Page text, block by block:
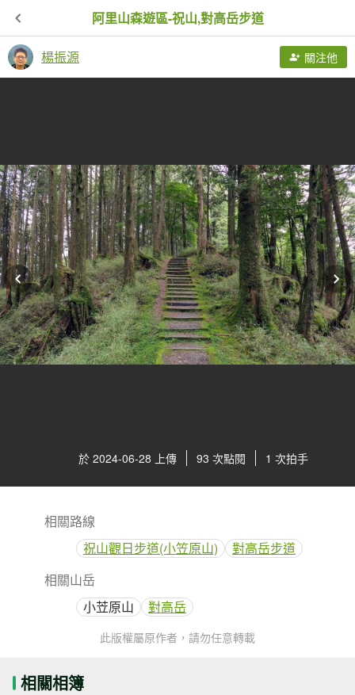
阿里山森遊區-祝山,對高岳步道
楊振源 關注他
於 2024-06-28 上傳 93 次點閱 1 次拍手
相關路線
祝山觀日步道(小笠原山)
對高岳步道
相關山岳
小苙原山
對高岳
此版權屬原作者，請勿任意轉載
相關相簿